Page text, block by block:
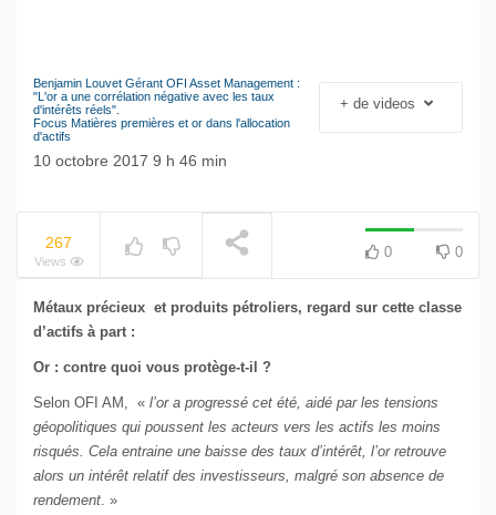
NOW PLAYING
Le séisme industriel
Benjamin Louvet Gérant OFI Asset Management :
"L'or a une corrélation négative avec les taux
d'intérêts réels".
Focus Matières premières et or dans l'allocation
d'actifs
10 octobre 2017 9 h 46 min
+ de videos
267
Views
0 0
Métaux précieux et produits pétroliers, regard sur cette classe
d’actifs à part :
Or : contre quoi vous protège-t-il ?
Selon OFI AM, « l’or a progressé cet été, aidé par les tensions
géopolitiques qui poussent les acteurs vers les actifs les moins
risqués. Cela entraine une baisse des taux d’intérêt, l’or retrouve
alors un intérêt relatif des investisseurs, malgré son absence de
rendement. »